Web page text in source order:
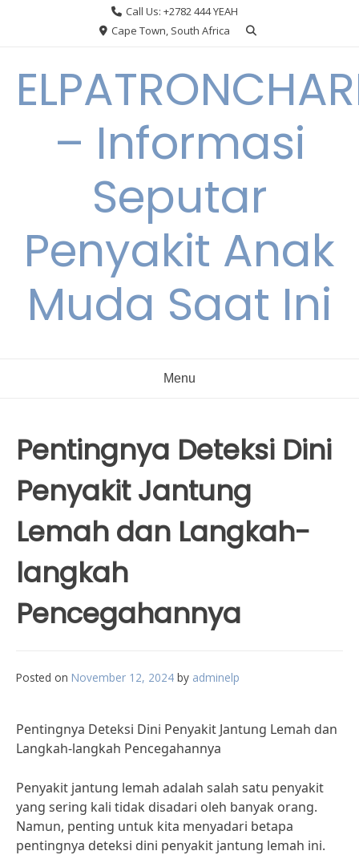
Call Us: +2782 444 YEAH
Cape Town, South Africa
– Informasi
Seputar
Penyakit Anak
Muda Saat Ini
Menu
Pentingnya Deteksi Dini
Penyakit Jantung
Lemah dan Langkah-
langkah
Pencegahannya
Posted on November 12, 2024 by adminelp
Pentingnya Deteksi Dini Penyakit Jantung Lemah dan
Langkah-langkah Pencegahannya
Penyakit jantung lemah adalah salah satu penyakit
yang sering kali tidak disadari oleh banyak orang.
Namun, penting untuk kita menyadari betapa
pentingnya deteksi dini penyakit jantung lemah ini.